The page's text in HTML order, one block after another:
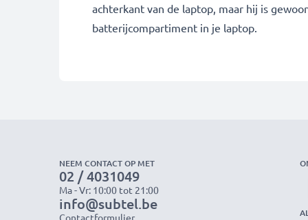
achterkant van de laptop, maar hij is
batterijcompartiment in je laptop.
NEEM CONTACT OP MET
02 / 4031049
Ma - Vr: 10:00 tot 21:00
info@subtel.be
Contactformulier